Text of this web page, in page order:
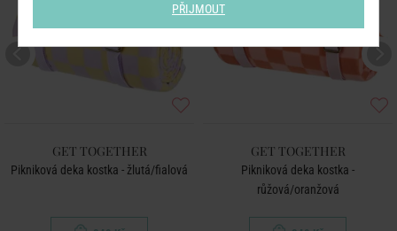
GET TOGETHER
Pikniková deka kostka - žlutá/fialová
GET TOGETHER
Pikniková deka kostka -
růžová/oranžová
PŘIJMOUT